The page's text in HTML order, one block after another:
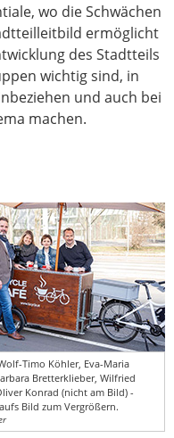
wo die Schwächen
ermöglicht
des Stadtteils
wichtig sind, in
und auch bei
machen.
Timo Köhler, Eva-Maria
Bretterklieber, Wilfried
Konrad (nicht am Bild) -
Bild zum Vergrößern.